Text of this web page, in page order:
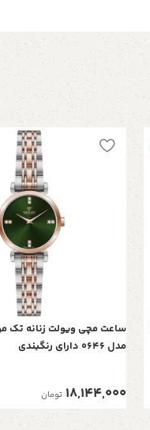
ساعت مچی ویولت زنانه تک
مدل 0646 دارای رنگبندی
18,144,000 تومان